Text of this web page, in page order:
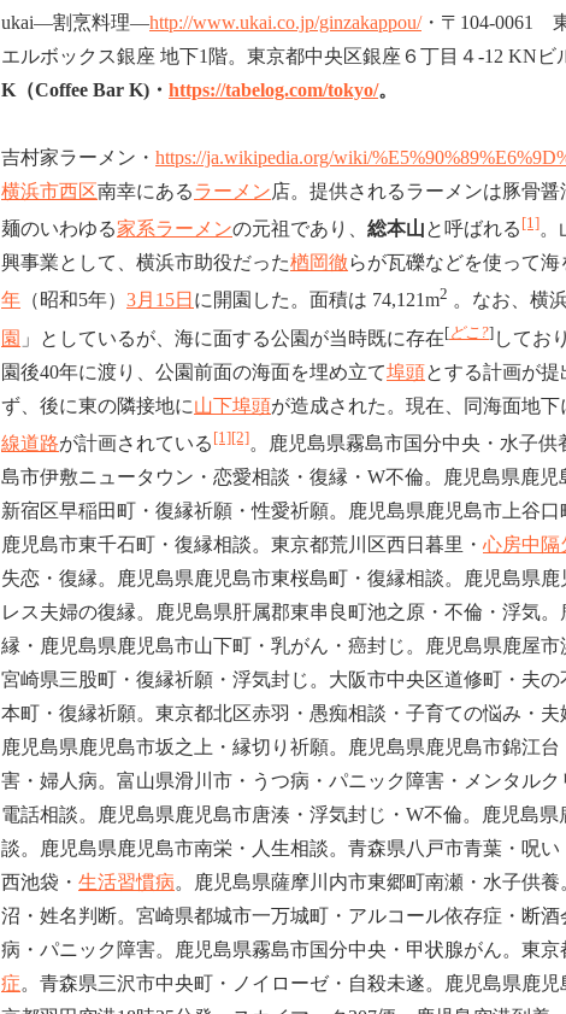
ukai―割烹料理―http://www.ukai.co.jp/ginzakappou/・〒104-0061
エルボックス銀座 地下1階。東京都中央区銀座６丁目４-12 KNビ
K（Coffee Bar K)・ https://tabelog.com/tokyo/。
吉村家ラーメン・ https://ja.wikipedia.org/wiki/
横浜市西区南幸にあるラーメン店。提供されるラーメンは豚骨
麺のいわゆる家系ラーメンの元祖であり、 総本山と呼ばれる [1]。
興事業として、横浜市助役だった楢岡徹らが瓦礫などを使って海
年 （昭和5年） 3月15日 に開園した。面積は 74,121m2 。なお、横
園 」としているが、海に面する公園が当時既に存在[どこ?] してお
園後40年に渡り、公園前面の海面を埋め立て埠頭とする計画が
ず、後に東の隣接地に山下埠頭が造成された。現在、同海面地下
線道路が計画されている [1][2]。鹿児島県霧島市国分中央・水子
島市伊敷ニュータウン・恋愛相談・復縁・W不倫。鹿児島県鹿児
新宿区早稲田町・復縁祈願・性愛祈願。鹿児島県鹿児島市上谷
鹿児島市東千石町・復縁相談。東京都荒川区西日暮里・ 心房中隔
失恋・復縁。鹿児島県鹿児島市東桜島町・復縁相談。鹿児島県
レス夫婦の復縁。鹿児島県肝属郡東串良町池之原・不倫・浮気
縁・鹿児島県鹿児島市山下町・乳がん・癌封じ。鹿児島県鹿屋市
宮崎県三股町・復縁祈願・浮気封じ。大阪市中央区道修町・夫
本町・復縁祈願。東京都北区赤羽・愚痴相談・子育ての悩み・夫
鹿児島県鹿児島市坂之上・縁切り祈願。鹿児島県鹿児島市錦江
害・婦人病。富山県滑川市・うつ病・パニック障害・メンタルク
電話相談。鹿児島県鹿児島市唐湊・浮気封じ・W不倫。鹿児島
談。鹿児島県鹿児島市南栄・人生相談。 青森県八戸市青葉 ・呪
西池袋・ 生活習慣病。鹿児島県薩摩川内市東郷町南瀬・水子供養
沼 ・姓名判断。宮崎県都城市一万城町・アルコール依存症・断
病・パニック障害。鹿児島県霧島市国分中央・甲状腺がん。東
症。 青森県三沢市中央町 ・ノイローゼ・自殺未遂。鹿児島県鹿